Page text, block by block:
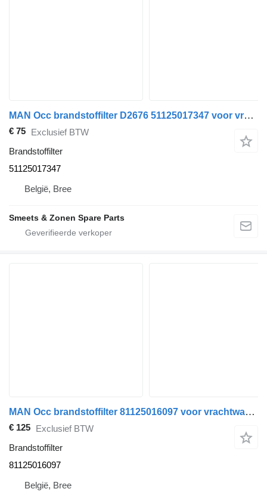
MAN Occ brandstoffilter D2676 51125017347 voor vrachtwagen
€ 75 Exclusief BTW
Brandstoffilter
51125017347
België, Bree
Smeets & Zonen Spare Parts
MAN Occ brandstoffilter 81125016097 voor vrachtwagen
€ 125 Exclusief BTW
Brandstoffilter
81125016097
België, Bree